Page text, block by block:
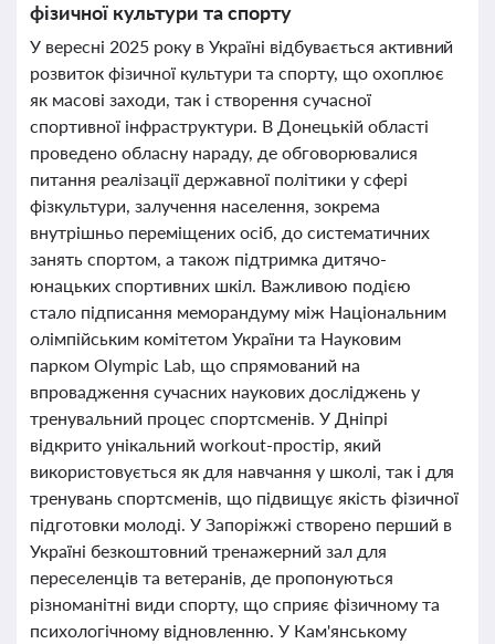
фізичної культури та спорту
У вересні 2025 року в Україні відбувається активний
розвиток фізичної культури та спорту, що охоплює
як масові заходи, так і створення сучасної
спортивної інфраструктури. В Донецькій області
проведено обласну нараду, де обговорювалися
питання реалізації державної політики у сфері
фізкультури, залучення населення, зокрема
внутрішньо переміщених осіб, до систематичних
занять спортом, а також підтримка дитячо-
юнацьких спортивних шкіл. Важливою подією
стало підписання меморандуму між Національним
олімпійським комітетом України та Науковим
парком Olympic Lab, що спрямований на
впровадження сучасних наукових досліджень у
тренувальний процес спортсменів. У Дніпрі
відкрито унікальний workout-простір, який
використовується як для навчання у школі, так і для
тренувань спортсменів, що підвищує якість фізичної
підготовки молоді. У Запоріжжі створено перший в
Україні безкоштовний тренажерний зал для
переселенців та ветеранів, де пропонуються
різноманітні види спорту, що сприяє фізичному та
психологічному відновленню. У Кам'янському